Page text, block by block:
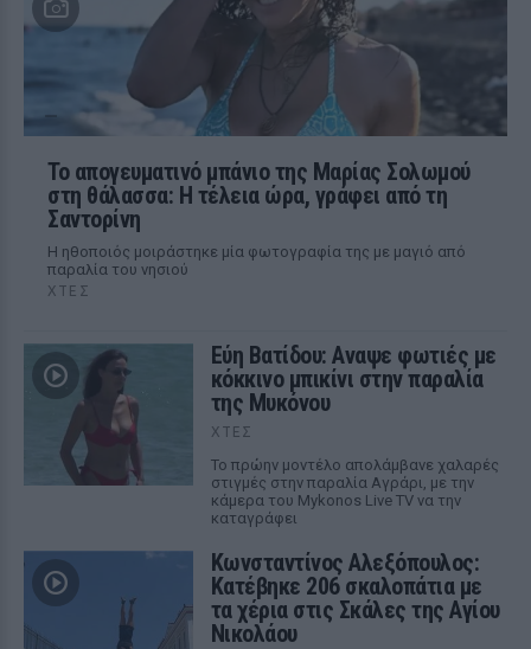
Το απογευματινό μπάνιο της Μαρίας Σολωμού
στη θάλασσα: Η τέλεια ώρα, γράφει από τη
Σαντορίνη
Η ηθοποιός μοιράστηκε μία φωτογραφία της με μαγιό από
παραλία του νησιού
ΧΤΕΣ
Εύη Βατίδου: Αναψε φωτιές με
κόκκινο μπικίνι στην παραλία
της Μυκόνου
ΧΤΕΣ
Το πρώην μοντέλο απολάμβανε χαλαρές
στιγμές στην παραλία Αγράρι, με την
κάμερα του Mykonos Live TV να την
καταγράφει
Κωνσταντίνος Αλεξόπουλος:
Κατέβηκε 206 σκαλοπάτια με
τα χέρια στις Σκάλες της Αγίου
Νικολάου